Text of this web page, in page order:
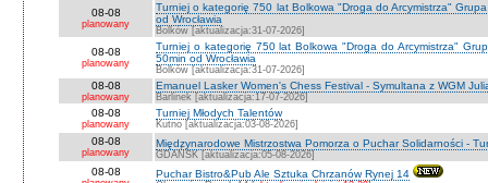
08-08
planowany
Turniej o kategorię 750 lat Bolkowa "Droga do Arcymistrza"
od Wrocławia
Bolków [aktualizacja:31-07-2026]
08-08
planowany
Turniej o kategorię 750 lat Bolkowa "Droga do Arcymistrza"
50min od Wrocławia
Bolków [aktualizacja:31-07-2026]
08-08
planowany
Emanuel Lasker Women's Chess Festival - Symultana z WGM
Barlinek [aktualizacja:17-07-2026]
08-08
planowany
Turniej Młodych Talentów
Kutno [aktualizacja:03-08-2026]
08-08
planowany
Międzynarodowe Mistrzostwa Pomorza o Puchar Solidarności -
GDAŃSK [aktualizacja:05-08-2026]
08-08 Puchar Bistro&Pub Ale Sztuka Chrzanów Rynej 14